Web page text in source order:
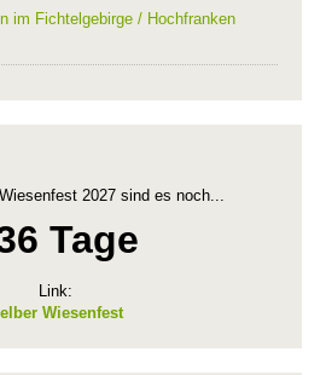
im Fichtelgebirge / Hochfranken
2027 sind es noch...
Tage
Link:
Wiesenfest